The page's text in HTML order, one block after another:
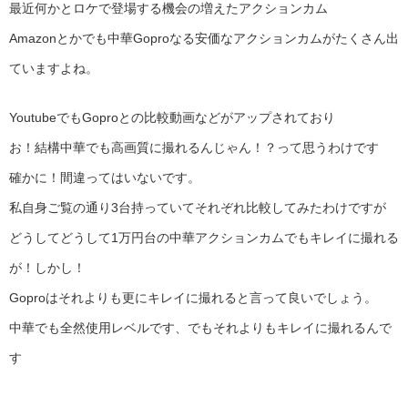
最近何かとロケで登場する機会の増えたアクションカム
Amazonとかでも中華Goproなる安価なアクションカムがたくさん出
ていますよね。
YoutubeでもGoproとの比較動画などがアップされており
お！結構中華でも高画質に撮れるんじゃん！？って思うわけです
確かに！間違ってはいないです。
私自身ご覧の通り3台持っていてそれぞれ比較してみたわけですが
どうしてどうして1万円台の中華アクションカムでもキレイに撮れる
が！しかし！
Goproはそれよりも更にキレイに撮れると言って良いでしょう。
中華でも全然使用レベルです、でもそれよりもキレイに撮れるんで
す